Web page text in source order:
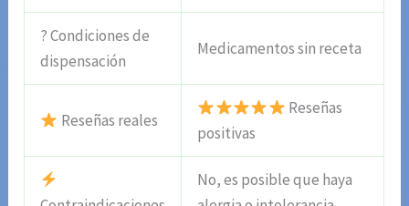
? Condiciones de
dispensación
Medicamentos sin receta
Reseñas reales
Reseñas
positivas
No, es posible que haya